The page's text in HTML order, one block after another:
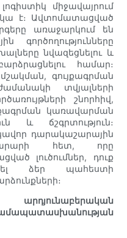
միջավայրում
է։ Ավտոմատացված
առաջարկում են
գործողությունները
նվազեցնելու և
համար։
գույքագրման
տվյալների
շնորհիվ,
կառավարման
և ճշգրտություն։
դարակաշարային
հետ, որը
լուծումներ, դուք
ձեր պահեստի